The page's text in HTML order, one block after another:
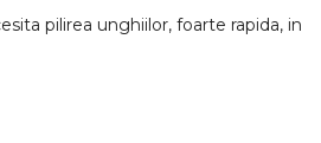
pilirea unghiilor, foarte rapida, in